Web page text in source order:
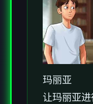
玛丽亚
让玛丽亚